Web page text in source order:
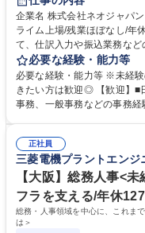
完全週休2日制
交通費支給
寮・社宅あり
企業名 株式会社ネオジャパン 求人名 未経験歓迎【経理/みなとみらい】プ
ライム上場/残業ほぼなし/年休123日 仕事の内容 経理部門
て、仕訳入力や振込業務な
力・確認業務からスタートし
階的に経理知識を身につけていただきます。
基づく仕訳入力 ■月末の振
メンバーの業務サポート 【
想定です。 募集職種 未経験歓迎【経理/みなとみらい】プライム上場/残業
ほぼなし/年休123日
必要な経験・能力等
必要な経験・能力等 ※未経
きたい方は歓迎◎ 【歓迎】■
事務、一般事務などの事務経験 【本ポジションについて】 本ポジシ
当し、3～5年をかけて月次
テップアップできます。また
未満のため、無理なく経理
歴・資格 学歴：大学院 大学
簿記検定1級 日商簿記検定2級
正社員
三菱電機プラントエンジ
【大阪】総務人事<
フラを支える/年休
総務・人事領域を中心に、これま
は＞